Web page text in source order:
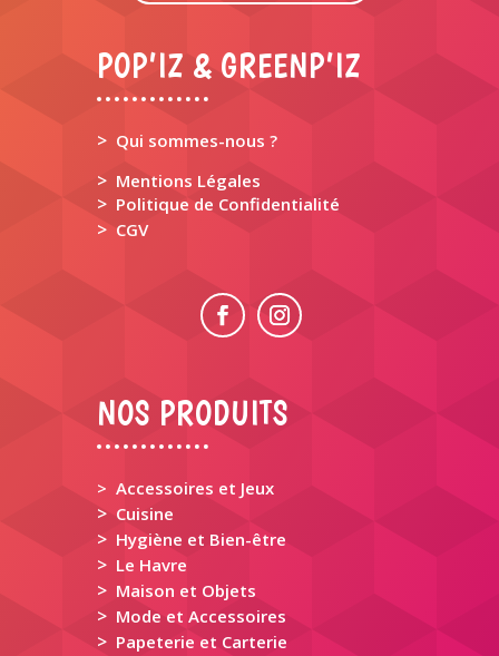
POP’IZ & GREENP’IZ
> Qui sommes-nous ?
> Mentions Légales
> Politique de Confidentialité
> CGV
NOS PRODUITS
> Accessoires et Jeux
> Cuisine
> Hygiène et Bien-être
> Le Havre
> Maison et Objets
> Mode et Accessoires
> Papeterie et Carterie